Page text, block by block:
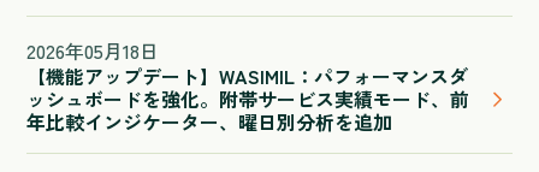
2026年05月18日
【機能アップデート】WASIMIL：パフォーマンスダ
ッシュボードを強化。附帯サービス実績モード、前
年比較インジケーター、曜日別分析を追加